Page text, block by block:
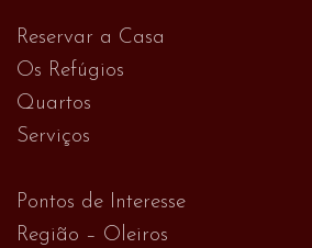
Reservar a Casa
Os Refúgios
Quartos
Serviços
Pontos de Interesse
Região – Oleiros